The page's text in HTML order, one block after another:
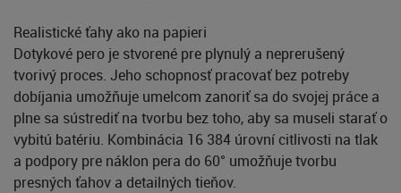
Realistické ťahy ako na papieri
Dotykové pero je stvorené pre plynulý a neprerušený
tvorivý proces. Jeho schopnosť pracovať bez potreby
dobíjania umožňuje umelcom zanoriť sa do svojej práce a
plne sa sústrediť na tvorbu bez toho, aby sa museli starať o
vybitú batériu. Kombinácia 16 384 úrovní citlivosti na tlak
a podpory pre náklon pera do 60° umožňuje tvorbu
presných ťahov a detailných tieňov.